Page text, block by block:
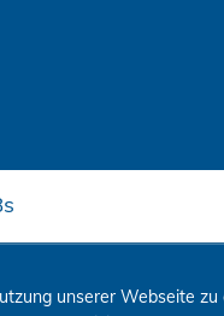
unserer Webseite